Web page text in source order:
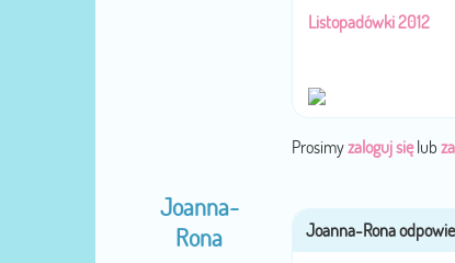
Listopadówki 2012
Prosimyzaloguj sięlub
Joanna-
Rona